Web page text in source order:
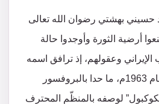
حسيني بهشتي رضوان الله تعالى
أرضية الثورة وأوجدوا حالة
وعقولهم، إذ ترافق اسمه
مع بدايات الثورة في العام 1963م، ما حدا بالبروفسور
سكوكبول” لوصفه بالمنظّم المحترف